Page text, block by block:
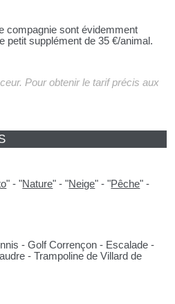
compagnie sont évidemment
petit supplément de 35 €/animal.
Pour obtenir le tarif précis aux
" -"Nature" -"Neige" -"Pêche" -
- Golf Corrençon - Escalade -
- Trampoline de Villard de